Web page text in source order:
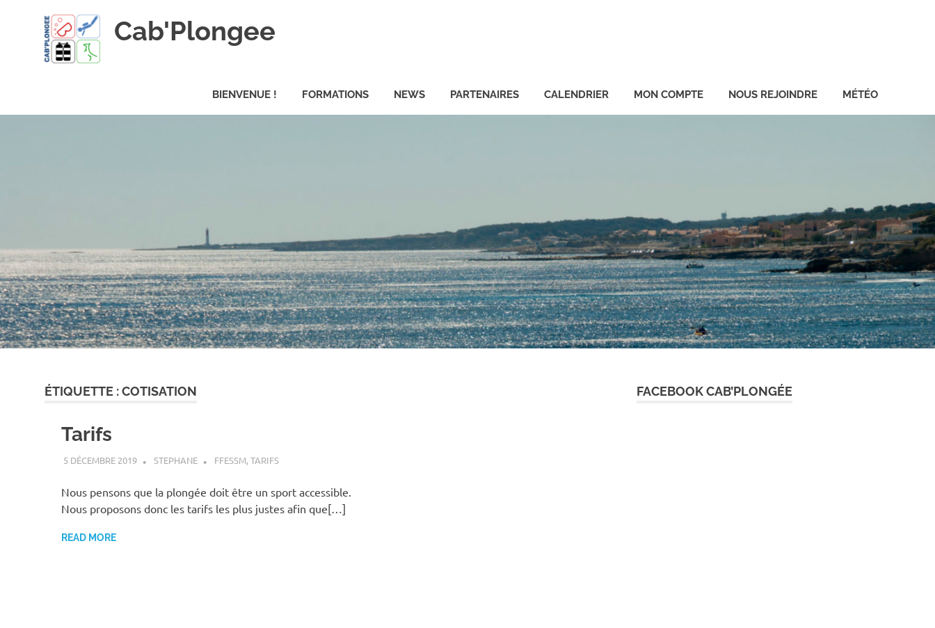
Cab'Plongee
tous
BIENVENUE ! FORMATIONS NEWS PARTENAIRES CALENDRIER MON COMPTE NOUS REJOINDRE MÉTÉO
ÉTIQUETTE :COTISATION
Tarifs
5 DÉCEMBRE 2019 STEPHANE FFESSM,TARIFS
Nous pensons que la plongée doit être un sport accessible.
Nous proposons donc les tarifs les plus justes afin que[…]
READ MORE
FACEBOOK CAB’PLONGÉE